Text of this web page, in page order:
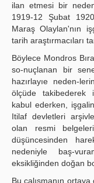
ilan etmesi bir
1919-12 Şubat
Maraş Olaylan'nın
tarih araştırmacıları
Böylece Mondros
so-nuçlanan bir
hazırlayıe neden-
ölçüde takibederek
kabul ederken,
Itilaf devletleri
olan resmi
düşüncesinden
nedeniyle baş-
eksikliğinden doğan
Bu çalışmanın ortaya